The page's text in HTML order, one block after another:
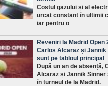
Costul gazului și al
urcat constant în ultimii
iar pentru o
Reveniri la Madrid Open
Carlos Alcaraz și Jannik
sunt pe tabloul principal
După un an de absență,
Alcaraz și Jannik Sinner
în turneul de la Madrid.